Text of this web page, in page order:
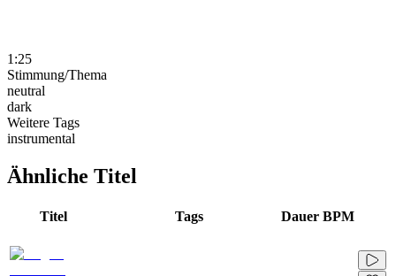
1:25
Stimmung/Thema
neutral
dark
Weitere Tags
instrumental
Ähnliche Titel
Titel Tags Dauer BPM